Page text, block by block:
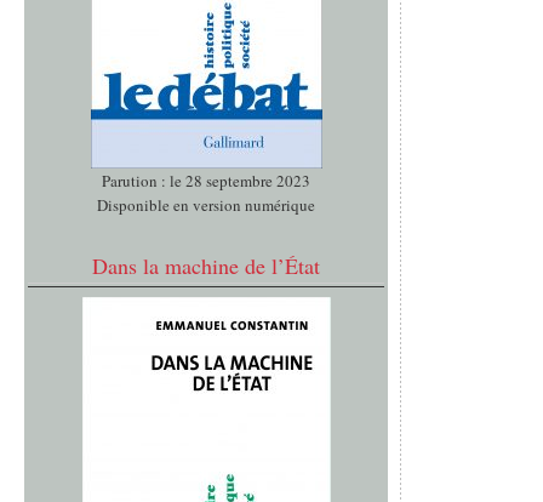
Parution : le 28 septembre 2023
Disponible en version numérique
Dans la machine de l’État